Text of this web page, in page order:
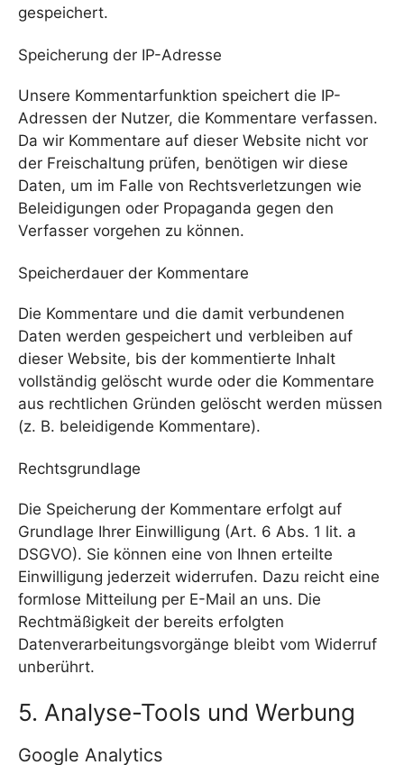
gespeichert.
Speicherung der IP-Adresse
Unsere Kommentarfunktion speichert die IP-
Adressen der Nutzer, die Kommentare verfassen.
Da wir Kommentare auf dieser Website nicht vor
der Freischaltung prüfen, benötigen wir diese
Daten, um im Falle von Rechtsverletzungen wie
Beleidigungen oder Propaganda gegen den
Verfasser vorgehen zu können.
Speicherdauer der Kommentare
Die Kommentare und die damit verbundenen
Daten werden gespeichert und verbleiben auf
dieser Website, bis der kommentierte Inhalt
vollständig gelöscht wurde oder die Kommentare
aus rechtlichen Gründen gelöscht werden müssen
(z. B. beleidigende Kommentare).
Rechtsgrundlage
Die Speicherung der Kommentare erfolgt auf
Grundlage Ihrer Einwilligung (Art. 6 Abs. 1 lit. a
DSGVO). Sie können eine von Ihnen erteilte
Einwilligung jederzeit widerrufen. Dazu reicht eine
formlose Mitteilung per E-Mail an uns. Die
Rechtmäßigkeit der bereits erfolgten
Datenverarbeitungsvorgänge bleibt vom Widerruf
unberührt.
5. Analyse-Tools und Werbung
Google Analytics